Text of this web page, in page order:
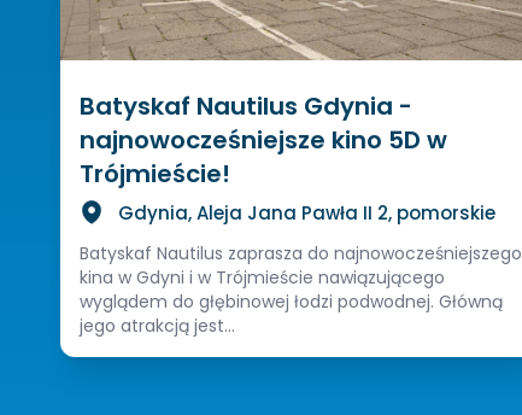
Batyskaf Nautilus Gdynia -
najnowocześniejsze kino 5D w
Trójmieście!
Gdynia, Aleja Jana Pawła II 2, pomorskie
Batyskaf Nautilus zaprasza do najnowocześniejszego
kina w Gdyni i w Trójmieście nawiązującego
wyglądem do głębinowej łodzi podwodnej. Główną
jego atrakcją jest...